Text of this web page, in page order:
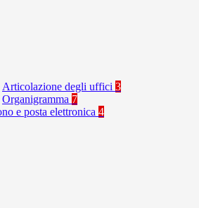
Articolazione degli uffici 3
Organigramma 7
e posta elettronica 4